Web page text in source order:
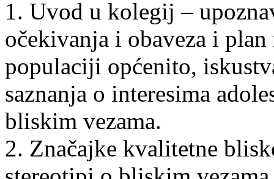
1. Uvod u kolegij –
očekivanja i obaveza i plan
populaciji općenito,
saznanja o interesima
bliskim vezama.
2. Značajke kvalitetne